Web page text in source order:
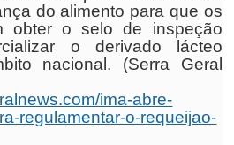
do alimento para que os
obter o selo de inspeção
o derivado lácteo
nacional. (Serra Geral
ima-abre-
regulamentar-o-requeijao-